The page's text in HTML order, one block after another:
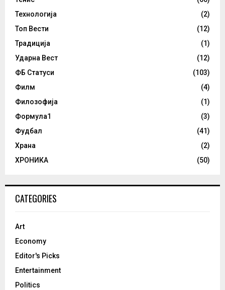
Технологија
(2)
Топ Вести
(12)
Традиција
(1)
Ударна Вест
(12)
ФБ Статуси
(103)
Филм
(4)
Филозофија
(1)
Формула1
(3)
Фудбал
(41)
Храна
(2)
ХРОНИКА
(50)
CATEGORIES
Art
Economy
Editor's Picks
Entertainment
Politics